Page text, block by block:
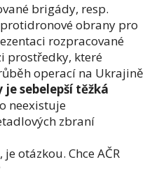
brigády, resp.
obrany pro
rozpracované
prostředky, které
operací na Ukrajině
sebelepší těžká
neexistuje
zbraní
otázkou. Chce AČR